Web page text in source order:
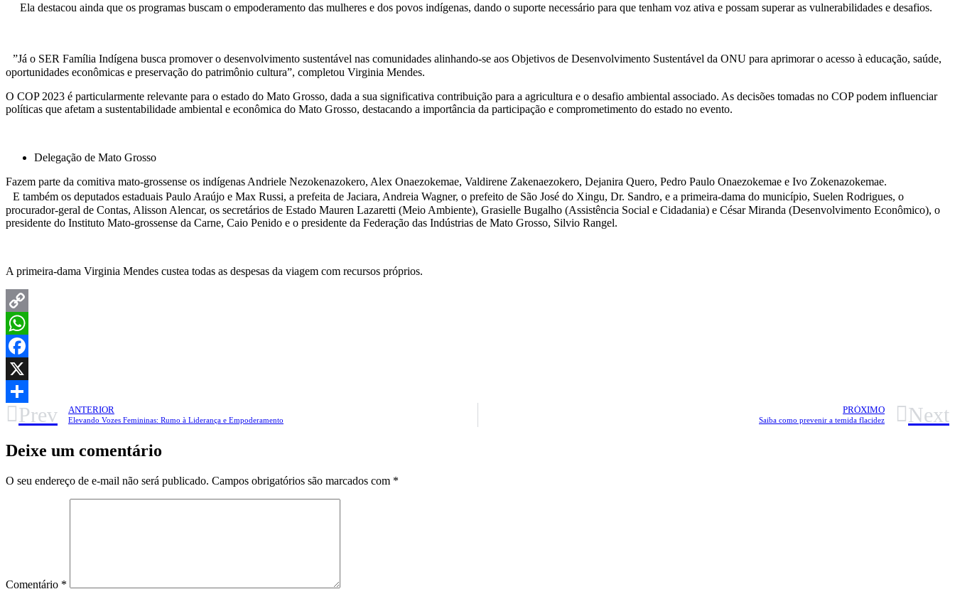
Ela destacou ainda que os programas buscam o empoderamento das mulheres e dos povos indígenas, dando o suporte necessário para que tenham voz ativa e possam superar as vulnerabilidades e desafios.
”Já o SER Família Indígena busca promover o desenvolvimento sustentável nas comunidades alinhando-se aos Objetivos de Desenvolvimento Sustentável da ONU para aprimorar o acesso à educação, saúde,
oportunidades econômicas e preservação do patrimônio cultura”, completou Virginia Mendes.
O COP 2023 é particularmente relevante para o estado do Mato Grosso, dada a sua significativa contribuição para a agricultura e o desafio ambiental associado. As decisões tomadas no COP podem influenciar
políticas que afetam a sustentabilidade ambiental e econômica do Mato Grosso, destacando a importância da participação e comprometimento do estado no evento.
Delegação de Mato Grosso
Fazem parte da comitiva mato-grossense os indígenas Andriele Nezokenazokero, Alex Onaezokemae, Valdirene Zakenaezokero, Dejanira Quero, Pedro Paulo Onaezokemae e Ivo Zokenazokemae.
E também os deputados estaduais Paulo Araújo e Max Russi, a prefeita de Jaciara, Andreia Wagner, o prefeito de São José do Xingu, Dr. Sandro, e a primeira-dama do município, Suelen Rodrigues, o
procurador-geral de Contas, Alisson Alencar, os secretários de Estado Mauren Lazaretti (Meio Ambiente), Grasielle Bugalho (Assistência Social e Cidadania) e César Miranda (Desenvolvimento Econômico), o
presidente do Instituto Mato-grossense da Carne, Caio Penido e o presidente da Federação das Indústrias de Mato Grosso, Silvio Rangel.
A primeira-dama Virginia Mendes custea todas as despesas da viagem com recursos próprios.
Copy
Link
WhatsApp
Facebook
X
SharePrev ANTERIOR
Elevando Vozes Femininas: Rumo à Liderança e Empoderamento
PRÓXIMO
Saiba como prevenir a temida flacidez Next
Deixe um comentário
O seu endereço de e-mail não será publicado. Campos obrigatórios são marcados com *
Comentário *